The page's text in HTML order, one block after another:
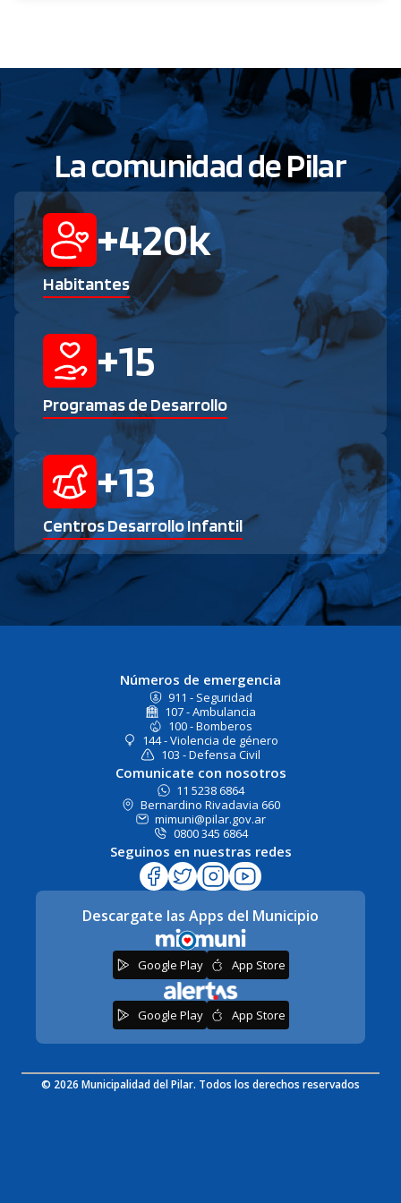
La comunidad de Pilar
+420k
Habitantes
+15
Programas de Desarrollo
+13
Centros Desarrollo Infantil
Números de emergencia
911 - Seguridad
107 - Ambulancia
100 - Bomberos
144 - Violencia de género
103 - Defensa Civil
Comunicate con nosotros
11 5238 6864
Bernardino Rivadavia 660
mimuni@pilar.gov.ar
0800 345 6864
Seguinos en nuestras redes
Descargate las Apps del Municipio
Google Play App Store
Google Play App Store
© 2026 Municipalidad del Pilar. Todos los derechos reservados